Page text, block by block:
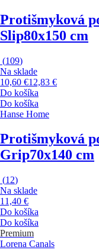
Protišmyková
Slip80x150 cm
(109)
Na sklade
10,60 €12,83 €
Do košíka
Do košíka
Hanse Home
Protišmyková
Grip70x140 cm
(12)
Na sklade
11,40 €
Do košíka
Do košíka
Premium
Lorena Canals